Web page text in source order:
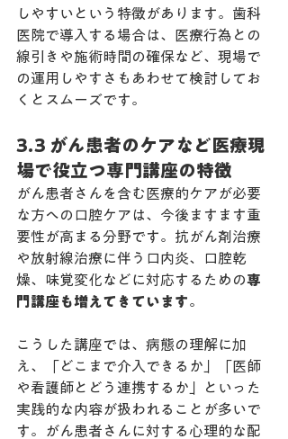
しやすいという特徴があります。歯科
医院で導入する場合は、医療行為との
線引きや施術時間の確保など、現場で
の運用しやすさもあわせて検討してお
くとスムーズです。
3.3 がん患者のケアなど医療現
場で役立つ専門講座の特徴
がん患者さんを含む医療的ケアが必要
な方への口腔ケアは、今後ますます重
要性が高まる分野です。抗がん剤治療
や放射線治療に伴う口内炎、口腔乾
燥、味覚変化などに対応するための専
門講座も増えてきています。
こうした講座では、病態の理解に加
え、「どこまで介入できるか」「医師
や看護師とどう連携するか」といった
実践的な内容が扱われることが多いで
す。がん患者さんに対する心理的な配